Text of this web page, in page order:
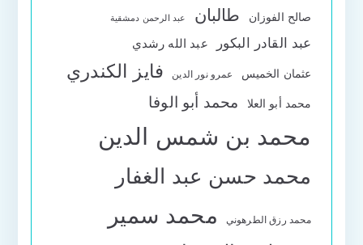
صالح الفوزان طالبان عبد الرحمن دمشقية
عبد القادر البكور عبد الله رشدي
عثمان الخميس عمرو نور الدين فايز الكندري
محمد أبو العلا محمد أبو الوفا
محمد بن شمس الدين
محمد حسن عبد الغفار
محمد رزق الطرهوني محمد سمير